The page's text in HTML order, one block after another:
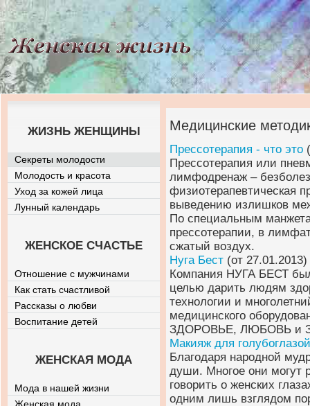
Медицинские
Прессотерапия - что это
Прессотерапия или
лимфодренаж –
физиотерапевтическая
выведению излишков
По специальным
прессотерапии, в
сжатый воздух.
Нуга Бест (от 27.01.2013)
Компания НУГА БЕСТ
целью дарить людям
технологии и
медицинского
ЗДОРОВЬЕ, ЛЮБОВЬ и
Макияж для
Благодаря народной
души. Многое они могут
говорить о женских
одним лишь взглядом
ЖИЗНЬ ЖЕНЩИНЫ
Секреты молодости
Молодость и красота
Уход за кожей лица
Лунный календарь
ЖЕНСКОЕ СЧАСТЬЕ
Отношение с мужчинами
Как стать счастливой
Рассказы о любви
Воспитание детей
ЖЕНСКАЯ МОДА
Мода в нашей жизни